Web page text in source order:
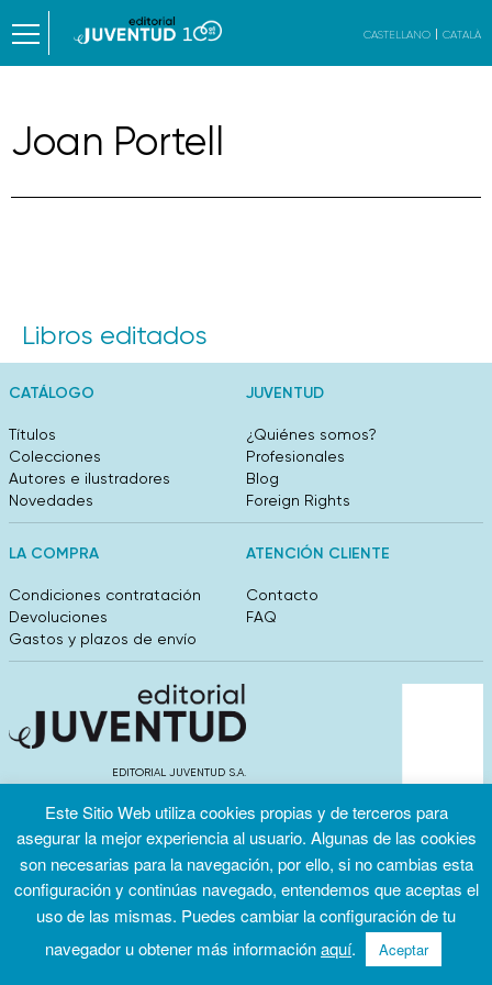
CASTELLANO CATALÀ
Joan Portell
Libros editados
CATÁLOGO
Títulos
Colecciones
Autores e ilustradores
Novedades
JUVENTUD
¿Quiénes somos?
Profesionales
Blog
Foreign Rights
LA COMPRA
Condiciones contratación
Devoluciones
Gastos y plazos de envío
ATENCIÓN CLIENTE
Contacto
FAQ
EDITORIAL JUVENTUD S.A.
info@editorialjuventud.es
Condiciones
Política de
privacidad
Política de
Este Sitio Web utiliza cookies propias y de terceros para
asegurar la mejor experiencia al usuario. Algunas de las cookies
son necesarias para la navegación, por ello, si no cambias esta
configuración y continúas navegado, entendemos que aceptas el
uso de las mismas. Puedes cambiar la configuración de tu
navegador u obtener más informaciónaquí. Aceptar